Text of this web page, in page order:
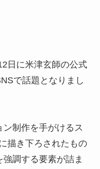
日に米津玄師の公式
で話題となりまし
制作を手がけるス
描き下ろされたもの
調する要素が詰ま